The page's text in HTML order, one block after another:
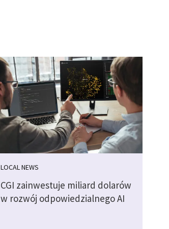
LOCAL NEWS
CGI zainwestuje miliard dolarów
w rozwój odpowiedzialnego AI